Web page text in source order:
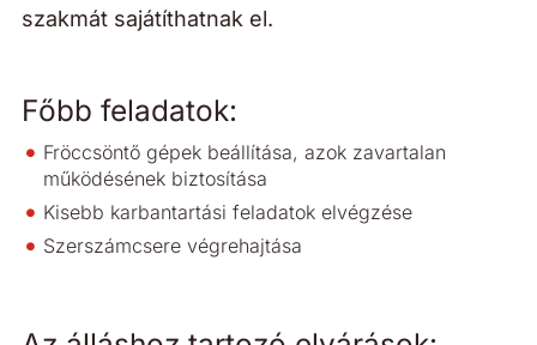
szakmát sajátíthatnak el.
Főbb feladatok:
Fröccsöntő gépek beállítása, azok zavartalan
működésének biztosítása
Kisebb karbantartási feladatok elvégzése
Szerszámcsere végrehajtása